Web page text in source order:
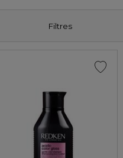
Filtres